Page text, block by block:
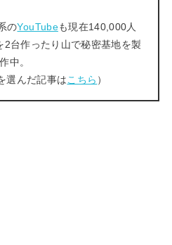
のYouTubeも現在140,000人
台作ったり山で秘密基地を製
作中。
選んだ記事はこちら ）